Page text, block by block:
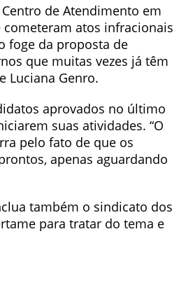
de Atendimento em
atos infracionais
foge da proposta de
que muitas vezes já têm
Luciana Genro.
aprovados no último
suas atividades. “O
pelo fato de que os
apenas aguardando
também o sindicato dos
para tratar do tema e